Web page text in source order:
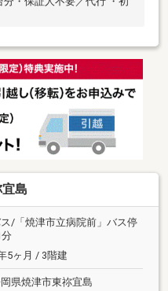
島
/「焼津市立病院前」バス停
5ヶ月 / 3階建
県焼津市東祢宜島